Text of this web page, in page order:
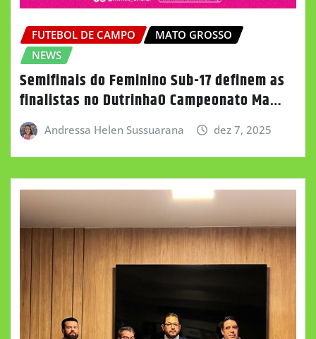
FUTEBOL DE CAMPO
MATO GROSSO
NEWS
Semifinais do Feminino Sub-17 definem as
finalistas no DutrinhaO Campeonato Ma…
Andressa Helen Sussuarana dez 7, 2025